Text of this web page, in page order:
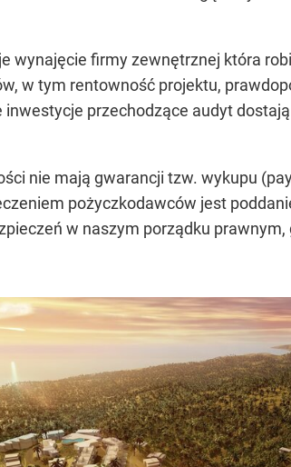
wynajęcie firmy zewnętrznej która
w tym rentowność projektu,
przechodzące audyt
nie mają gwarancji tzw. wykupu
pożyczkodawców jest
w naszym porządku